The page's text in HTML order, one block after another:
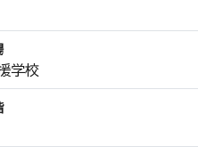
学校